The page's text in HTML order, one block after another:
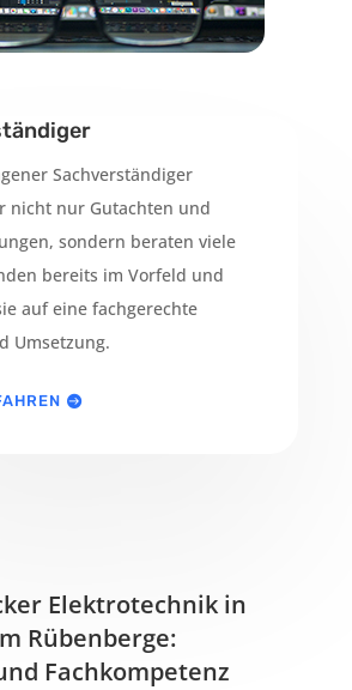
Sachverständiger
nicht nur Gutachten und
sondern beraten viele
bereits im Vorfeld und
auf eine fachgerechte
Umsetzung.
Elektrotechnik in
Rübenberge:
Fachkompetenz